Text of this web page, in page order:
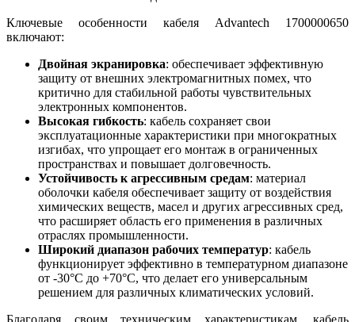
Ключевые особенности кабеля Advantech 1700000650
включают:
Двойная экранировка: обеспечивает эффективную
защиту от внешних электромагнитных помех, что
критично для стабильной работы чувствительных
электронных компонентов.
Высокая гибкость: кабель сохраняет свои
эксплуатационные характеристики при многократных
изгибах, что упрощает его монтаж в ограниченных
пространствах и повышает долговечность.
Устойчивость к агрессивным средам: материал
оболочки кабеля обеспечивает защиту от воздействия
химических веществ, масел и других агрессивных сред,
что расширяет область его применения в различных
отраслях промышленности.
Широкий диапазон рабочих температур: кабель
функционирует эффективно в температурном диапазоне
от -30°C до +70°C, что делает его универсальным
решением для различных климатических условий.
Благодаря своим техническим характеристикам, кабель